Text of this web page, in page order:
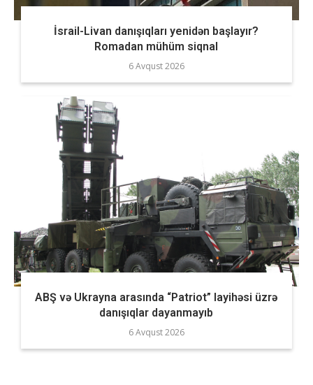
İsrail-Livan danışıqları yenidən başlayır?
Romadan mühüm siqnal
6 Avqust 2026
ABŞ və Ukrayna arasında “Patriot” layihəsi üzrə
danışıqlar dayanmayıb
6 Avqust 2026